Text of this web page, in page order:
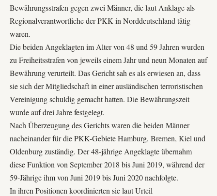
Bewährungsstrafen gegen zwei Männer, die laut Anklage als
Regionalverantwortliche der PKK in Norddeutschland tätig
waren.
Die beiden Angeklagten im Alter von 48 und 59 Jahren wurden
zu Freiheitsstrafen von jeweils einem Jahr und neun Monaten auf
Bewährung verurteilt. Das Gericht sah es als erwiesen an, dass
sie sich der Mitgliedschaft in einer ausländischen terroristischen
Vereinigung schuldig gemacht hatten. Die Bewährungszeit
wurde auf drei Jahre festgelegt.
Nach Überzeugung des Gerichts waren die beiden Männer
nacheinander für die PKK-Gebiete Hamburg, Bremen, Kiel und
Oldenburg zuständig. Der 48-jährige Angeklagte übernahm
diese Funktion von September 2018 bis Juni 2019, während der
59-Jährige ihm von Juni 2019 bis Juni 2020 nachfolgte.
In ihren Positionen koordinierten sie laut Urteil